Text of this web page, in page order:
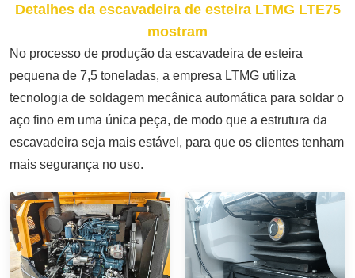
Detalhes da escavadeira de esteira LTMG LTE75
mostram
No processo de produção da escavadeira de esteira
pequena de 7,5 toneladas, a empresa LTMG utiliza
tecnologia de soldagem mecânica automática para soldar o
aço fino em uma única peça, de modo que a estrutura da
escavadeira seja mais estável, para que os clientes tenham
mais segurança no uso.